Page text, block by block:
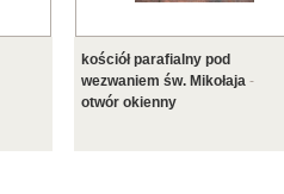
kościół parafialny pod
wezwaniem św. Mikołaja -
otwór okienny